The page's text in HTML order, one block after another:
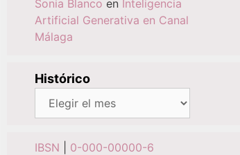
Sonia Blanco en Inteligencia
Artificial Generativa en Canal
Málaga
Histórico
Histórico
IBSN 0-000-00000-6